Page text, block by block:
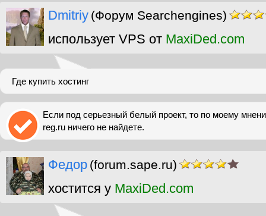
Dmitriy (Форум Searchengines)
использует VPS от MaxiDed.com
Где купить хостинг
Если под серьезный белый проект, то по моему
reg.ru ничего не найдете.
Федор (forum.sape.ru)
хостится у MaxiDed.com